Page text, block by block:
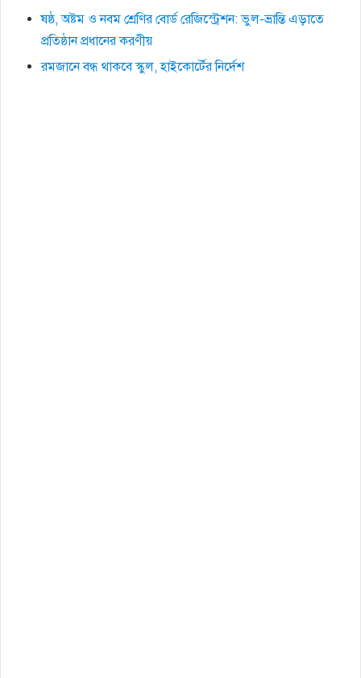
ষষ্ঠ, অষ্টম ও নবম শ্রেণির বোর্ড রেজিস্ট্রেশন: ভুল-ভ্রান্তি এড়াতে
প্রতিষ্ঠান প্রধানের করণীয়
রমজানে বন্ধ থাকবে স্কুল, হাইকোর্টের‌ নির্দেশ